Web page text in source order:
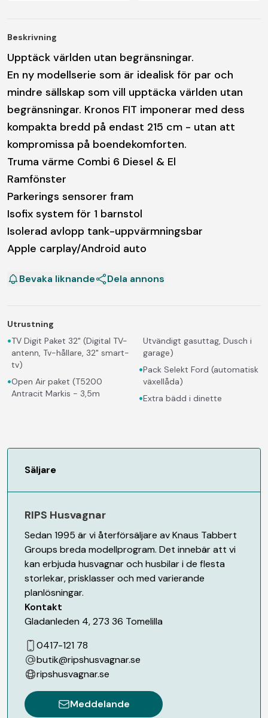
Beskrivning
Upptäck världen utan begränsningar.
En ny modellserie som är idealisk för par och
mindre sällskap som vill upptäcka världen utan
begränsningar. Kronos FIT imponerar med dess
kompakta bredd på endast 215 cm - utan att
kompromissa på boendekomforten.
Truma värme Combi 6 Diesel & El
Ramfönster
Parkerings sensorer fram
Isofix system för 1 barnstol
Isolerad avlopp tank-uppvärmningsbar
Apple carplay/Android auto
Bevaka liknande Dela annons
Utrustning
•TV Digit Paket 32" (Digital TV-
antenn, Tv-hållare, 32" smart-
tv)
•Open Air paket (T5200
Antracit Markis - 3,5m
Utvändigt gasuttag, Dusch i
garage)
•Pack Selekt Ford (automatisk
växellåda)
•Extra bädd i dinette
Säljare
RIPS Husvagnar
Sedan 1995 är vi återförsäljare av Knaus Tabbert
Groups breda modellprogram. Det innebär att vi
kan erbjuda husvagnar och husbilar i de flesta
storlekar, prisklasser och med varierande
planlösningar.
Kontakt
Gladanleden 4,273 36 Tomelilla
0417-121 78
butik@ripshusvagnar.se
ripshusvagnar.se
Meddelande